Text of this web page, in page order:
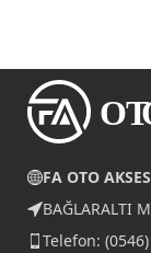
FA OTO
BAĞLARALTI
Telefon: